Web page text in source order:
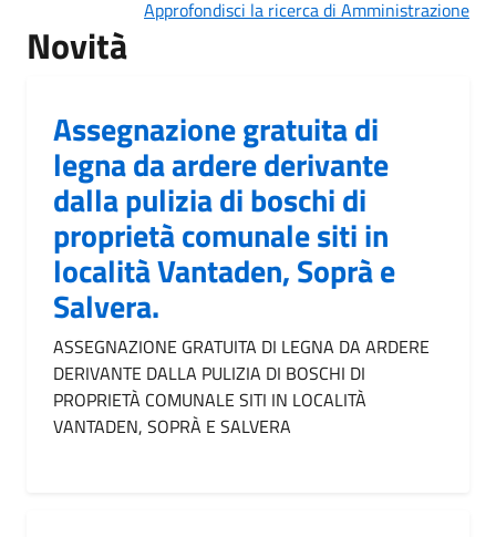
Approfondisci la ricerca di Amministrazione
Novità
Assegnazione gratuita di
legna da ardere derivante
dalla pulizia di boschi di
proprietà comunale siti in
località Vantaden, Soprà e
Salvera.
ASSEGNAZIONE GRATUITA DI LEGNA DA ARDERE
DERIVANTE DALLA PULIZIA DI BOSCHI DI
PROPRIETÀ COMUNALE SITI IN LOCALITÀ
VANTADEN, SOPRÀ E SALVERA